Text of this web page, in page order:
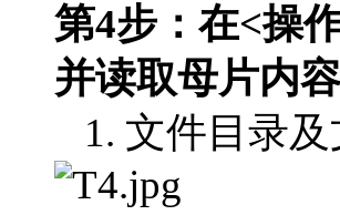
第4步：在<操
并读取母片内容
1. 文件目录